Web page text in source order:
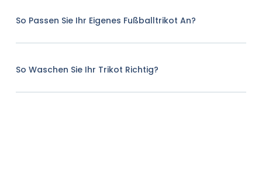
So Passen Sie Ihr Eigenes Fußballtrikot An?
So Waschen Sie Ihr Trikot Richtig?